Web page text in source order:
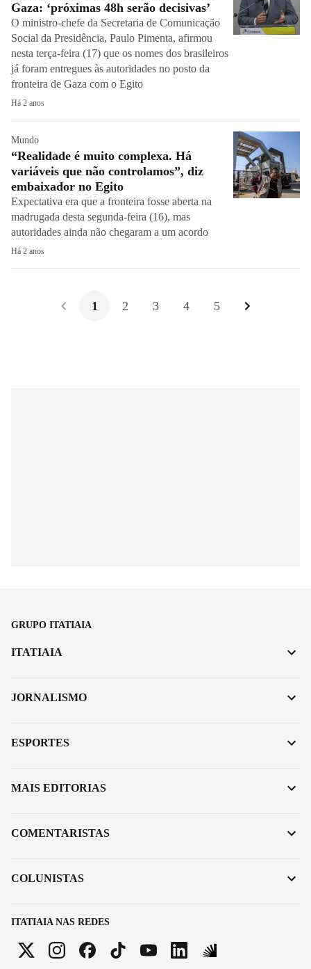
Gaza: ‘próximas 48h serão decisivas’
O ministro-chefe da Secretaria de Comunicação
Social da Presidência, Paulo Pimenta, afirmou
nesta terça-feira (17) que os nomes dos brasileiros
já foram entregues às autoridades no posto da
fronteira de Gaza com o Egito
Há 2 anos
Mundo
“Realidade é muito complexa. Há
variáveis que não controlamos”, diz
embaixador no Egito
Expectativa era que a fronteira fosse aberta na
madrugada desta segunda-feira (16), mas
autoridades ainda não chegaram a um acordo
Há 2 anos
1 2 3 4 5
GRUPO ITATIAIA
ITATIAIA NAS REDES
ITATIAIA
JORNALISMO
ESPORTES
MAIS EDITORIAS
COMENTARISTAS
COLUNISTAS